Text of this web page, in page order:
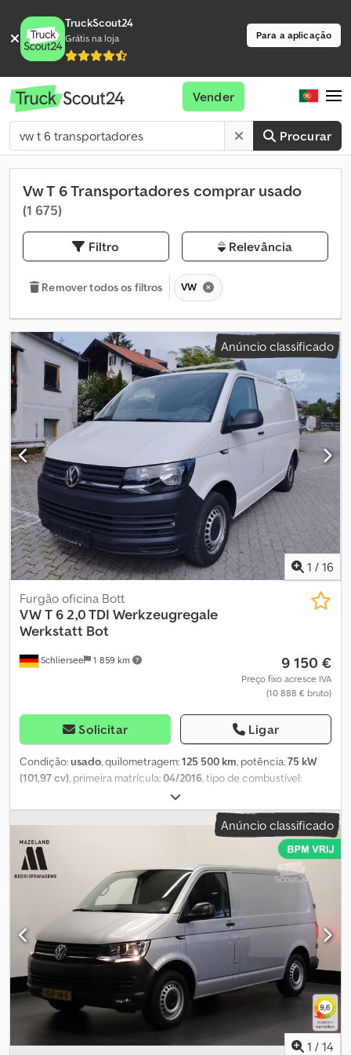
TruckScout24
Grátis na loja Para a aplicação
Procurar
Vender
Vw T 6 Transportadores comprar usado
(1 675)
Filtro Relevância
Remover todos os filtros VW
Anúncio classificado
1 / 16
Schliersee 1 859 km
Furgão oficina Bott
VWT 6 2,0 TDI Werkzeugregale
Werkstatt Bot
9 150 €
Preço fixo acresce IVA
(10 888 € bruto)
Solicitar Ligar
Condição:usado, quilometragem:125 500 km, potência:75 kW
(101,97 cv), primeira matrícula:04/2016, tipo de combustível:
, próxima inspeção (TÜV):
combustível:diesel, cor:branco, tipo de engrenagem:mecânico,
classe de emissão:
, número de lugares:3, comprimento
total:4 904 mm , Equipamento:fecho
centralizado, porta deslizante, registo de camião, regulação
eléctrica dos vidros, Camião, 1.º proprietário, 3 lugares, Tampa
traseira, Fechadura central com abertura das janelas, Vidros
elétricos, Espelhos retrovisores elétricos, 5 velocidades,
Prateleiras para ferramentas (sistema de prateleiras Bott),
equipamento para oficina, Morsa dobrável, Norma EURO 5, Peso
total: 2800 kg, Registo na Alemanha Quilometragem de acordo
com o tacógrafo Dodpfx Aszdqwrobyokr O veículo será
preferencialmente vendido a empresas ou para exportação,
Venda a particulares sob consulta Venda sem garantia Preço
líquido para exportação Líquido: 9.150 EUR + (19% de IVA) 1.738,50
EUR = Bruto: 10.888,50 EUR As informações acima não são
Anúncio classificado
1 / 14